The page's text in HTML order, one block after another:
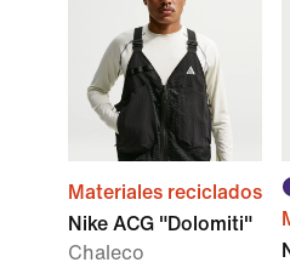
Materiales reciclados
Nike ACG "Dolomiti"
Chaleco